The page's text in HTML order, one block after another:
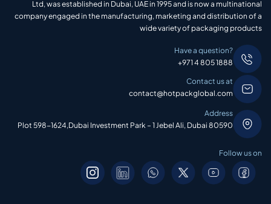
Ltd, was established in Dubai, UAE in 1995 and is now a multinational
company engaged in the manufacturing, marketing and distribution of a
wide variety of packaging products
Have a question?
+971 4 805 1888
Contact us at
contact@hotpackglobal.com
Address
Plot 598-1624,Dubai Investment Park – 1 Jebel Ali, Dubai 80590
Follow us on